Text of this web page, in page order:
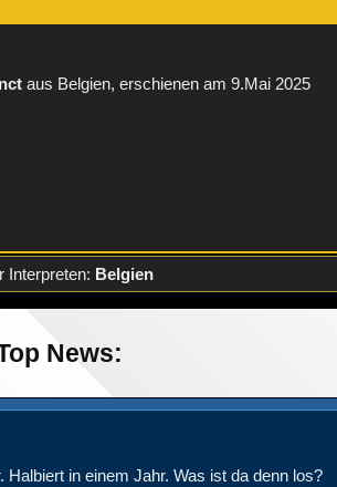
aus Belgien, erschienen am 9.Mai 2025
Interpreten: Belgien
News:
in einem Jahr. Was ist da denn los?